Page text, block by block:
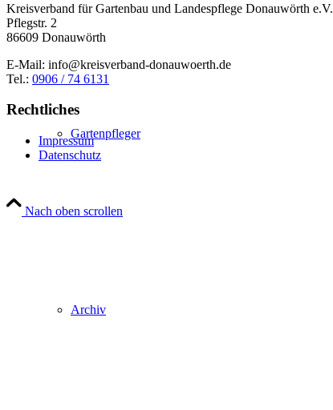
Gartenpfleger
Archiv
Kreisverband für Gartenbau und Landespflege Donauwörth e.V.
Pflegstr. 2
86609 Donauwörth
E-Mail: info@kreisverband-donauwoerth.de
Tel.: 0906 / 74 6131
Rechtliches
Impressum
Datenschutz
Nach oben scrollen